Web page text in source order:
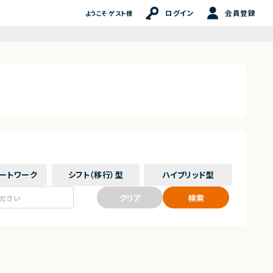
ようこそ ゲスト様 ログイン 会員登録
トワーク シフト（移行） 型 ハイブリッド型
クリア
検索